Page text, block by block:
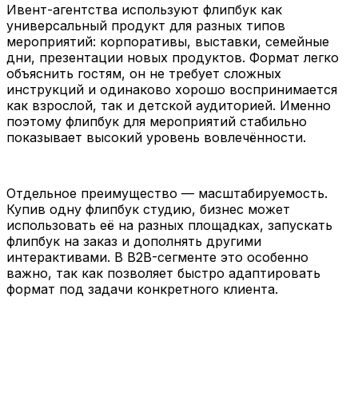
Ивент-агентства используют флипбук как
универсальный продукт для разных типов
мероприятий: корпоративы, выставки, семейные
дни, презентации новых продуктов. Формат легко
объяснить гостям, он не требует сложных
инструкций и одинаково хорошо воспринимается
как взрослой, так и детской аудиторией. Именно
поэтому флипбук для мероприятий стабильно
показывает высокий уровень вовлечённости.
Отдельное преимущество — масштабируемость.
Купив одну флипбук студию, бизнес может
использовать её на разных площадках, запускать
флипбук на заказ и дополнять другими
интерактивами. В B2B-сегменте это особенно
важно, так как позволяет быстро адаптировать
формат под задачи конкретного клиента.